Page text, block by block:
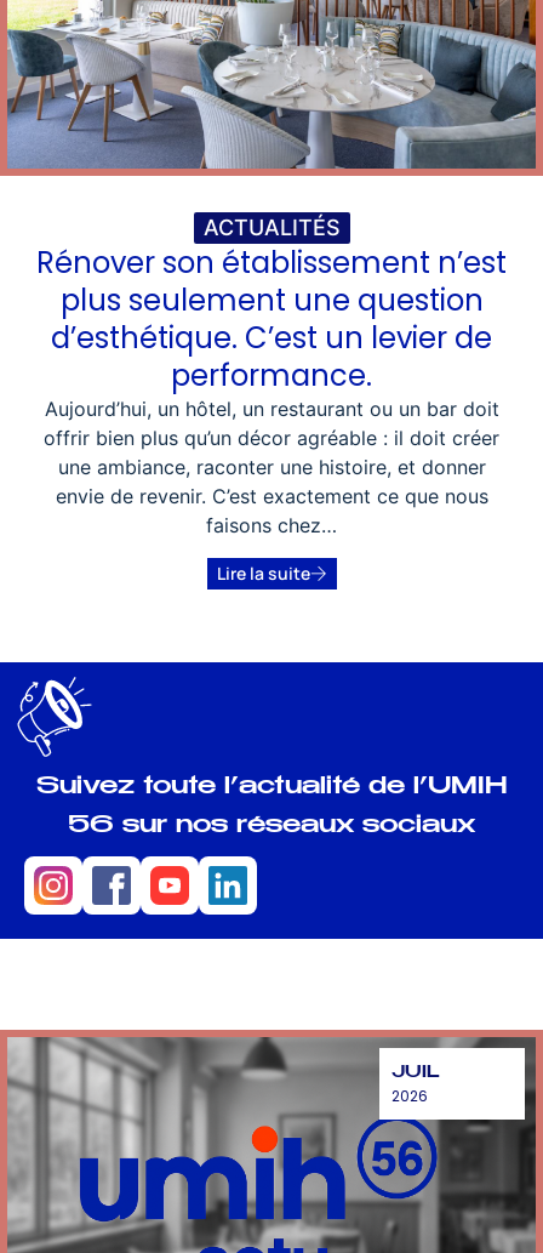
ACTUALITÉS
Rénover son établissement n’est
plus seulement une question
d’esthétique. C’est un levier de
performance.
Aujourd’hui, un hôtel, un restaurant ou un bar doit
offrir bien plus qu’un décor agréable : il doit créer
une ambiance, raconter une histoire, et donner
envie de revenir. C’est exactement ce que nous
faisons chez…
Lire la suite
Suivez toute l’actualité de l’UMIH
56 sur nos réseaux sociaux
JUIL
2026